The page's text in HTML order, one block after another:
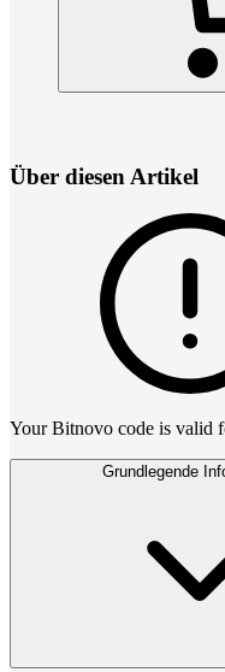
Über diesen Artikel
Your Bitnovo code is valid
Grundlegende